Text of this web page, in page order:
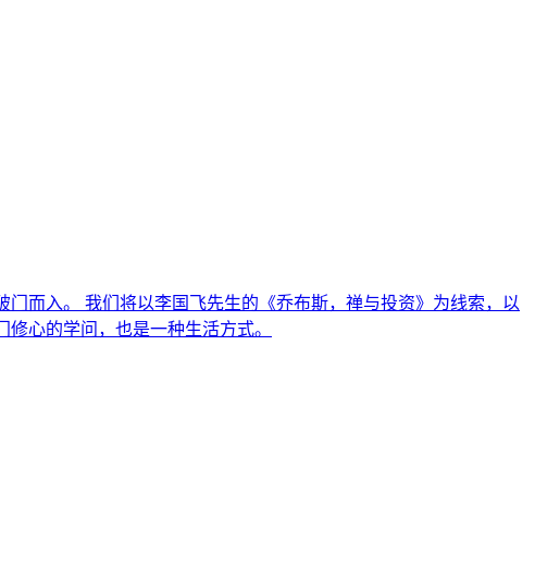
而入。 我们将以李国飞先生的《乔布斯，禅与投资》为线索，以
心的学问，也是一种生活方式。